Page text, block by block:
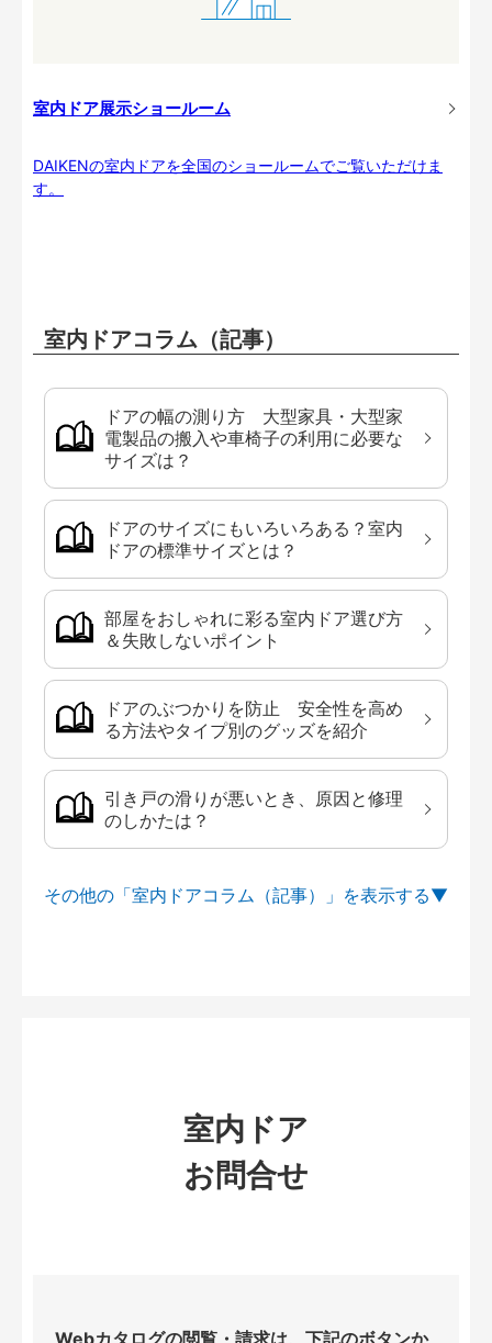
室内ドア展示ショールーム
DAIKENの室内ドアを全国のショールームでご覧いただけま
す。
室内ドアコラム（記事）
ドアの幅の測り方 大型家具・大型家
電製品の搬入や車椅子の利用に必要な
サイズは？
ドアのサイズにもいろいろある？室内
ドアの標準サイズとは？
部屋をおしゃれに彩る室内ドア選び方
＆失敗しないポイント
ドアのぶつかりを防止 安全性を高め
る方法やタイプ別のグッズを紹介
引き戸の滑りが悪いとき、原因と修理
のしかたは？
その他の「室内ドアコラム（記事）」を
室内ドア
お問合せ
Webカタログの閲覧・請求は、下記のボタンか